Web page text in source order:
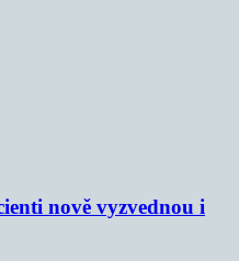
nově vyzvednou i